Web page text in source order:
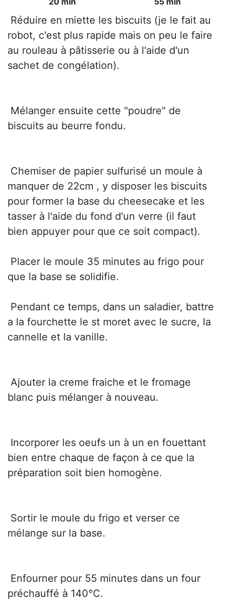
 Réduire en miette les biscuits (je le fait au
robot, c'est plus rapide mais on peu le faire
au rouleau à pâtisserie ou à l'aide d'un
sachet de congélation).
 Mélanger ensuite cette "poudre" de
biscuits au beurre fondu.
 Chemiser de papier sulfurisé un moule à
manquer de 22cm , y disposer les biscuits
pour former la base du cheesecake et les
tasser à l'aide du fond d'un verre (il faut
bien appuyer pour que ce soit compact).
 Placer le moule 35 minutes au frigo pour
que la base se solidifie.
 Pendant ce temps, dans un saladier, battre
a la fourchette le st moret avec le sucre, la
cannelle et la vanille.
 Ajouter la creme fraiche et le fromage
blanc puis mélanger à nouveau.
 Incorporer les oeufs un à un en fouettant
bien entre chaque de façon à ce que la
préparation soit bien homogène.
 Sortir le moule du frigo et verser ce
mélange sur la base.
 Enfourner pour 55 minutes dans un four
préchauffé à 140°C.